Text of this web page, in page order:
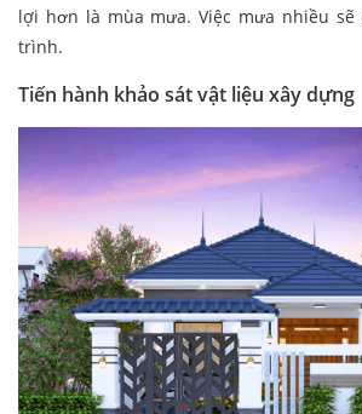
lợi hơn là mùa mưa. Việc mưa nhiều sẽ
trình.
Tiến hành khảo sát vật liệu xây dựng